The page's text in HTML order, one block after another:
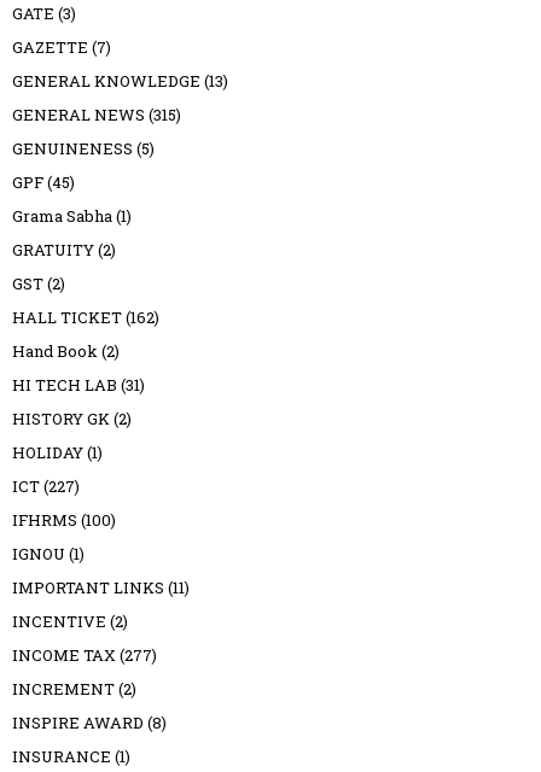
GATE (3)
GAZETTE (7)
GENERAL KNOWLEDGE (13)
GENERAL NEWS (315)
GENUINENESS (5)
GPF(45)
Grama Sabha(1)
GRATUITY(2)
GST(2)
HALL TICKET(162)
Hand Book(2)
HI TECH LAB (31)
HISTORY GK(2)
HOLIDAY(1)
ICT(227)
IFHRMS (100)
IGNOU (1)
IMPORTANT LINKS (11)
INCENTIVE (2)
INCOME TAX(277)
INCREMENT(2)
INSPIRE AWARD (8)
INSURANCE (1)